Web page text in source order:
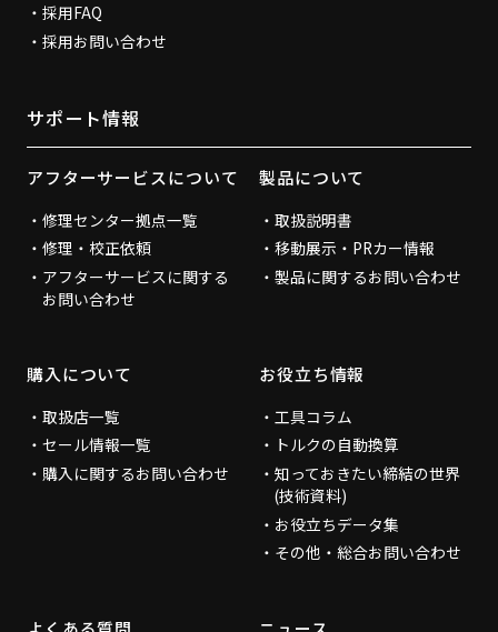
採用FAQ
採用お問い合わせ
サポート情報
アフターサービスについて
修理センター拠点一覧
修理・校正依頼
アフターサービスに関する
お問い合わせ
製品について
取扱説明書
移動展示・PRカー情報
製品に関するお問い合わせ
購入について
取扱店一覧
セール情報一覧
購入に関するお問い合わせ
お役立ち情報
工具コラム
トルクの自動換算
知っておきたい締結の世界
(技術資料)
お役立ちデータ集
その他・総合お問い合わせ